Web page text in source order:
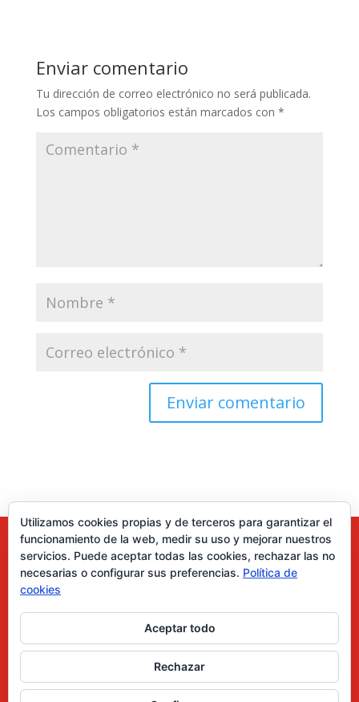
Enviar comentario
Tu dirección de correo electrónico no será publicada.
Los campos obligatorios están marcados con *
0 elementos
Desarrollado por Diseñador web para empresas
Utilizamos cookies propias y de terceros para garantizar el
funcionamiento de la web, medir su uso y mejorar nuestros
servicios. Puede aceptar todas las cookies, rechazar las no
necesarias o configurar sus preferencias. Política de
cookies
Aceptar todo
Rechazar